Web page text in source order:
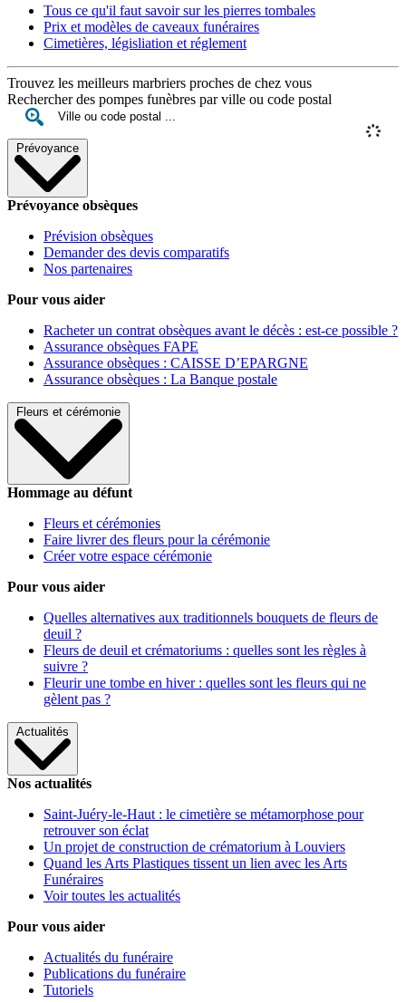
Tous ce qu'il faut savoir sur les pierres tombales
Prix et modèles de caveaux funéraires
Cimetières, législiation et réglement
Trouvez les meilleurs marbriers proches de chez vous
Rechercher des pompes funèbres par ville ou code postal
Prévoyance
Prévoyance obsèques
Prévision obsèques
Demander des devis comparatifs
Nos partenaires
Pour vous aider
Racheter un contrat obsèques avant le décès : est-ce possible ?
Assurance obsèques FAPE
Assurance obsèques : CAISSE D’EPARGNE
Assurance obsèques : La Banque postale
Fleurs et cérémonie
Hommage au défunt
Fleurs et cérémonies
Faire livrer des fleurs pour la cérémonie
Créer votre espace cérémonie
Pour vous aider
Quelles alternatives aux traditionnels bouquets de fleurs de
deuil ?
Fleurs de deuil et crématoriums : quelles sont les règles à
suivre ?
Fleurir une tombe en hiver : quelles sont les fleurs qui ne
gèlent pas ?
Actualités
Nos actualités
Saint-Juéry-le-Haut : le cimetière se métamorphose pour
retrouver son éclat
Un projet de construction de crématorium à Louviers
Quand les Arts Plastiques tissent un lien avec les Arts
Funéraires
Voir toutes les actualités
Pour vous aider
Actualités du funéraire
Publications du funéraire
Tutoriels